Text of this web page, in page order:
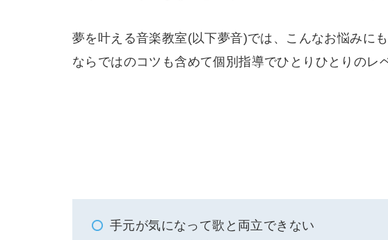
夢を叶える音楽教室(以下夢音)では、こんなお悩みに
ならではのコツも含めて個別指導でひとりひとりのレ
手元が気になって歌と両立できない